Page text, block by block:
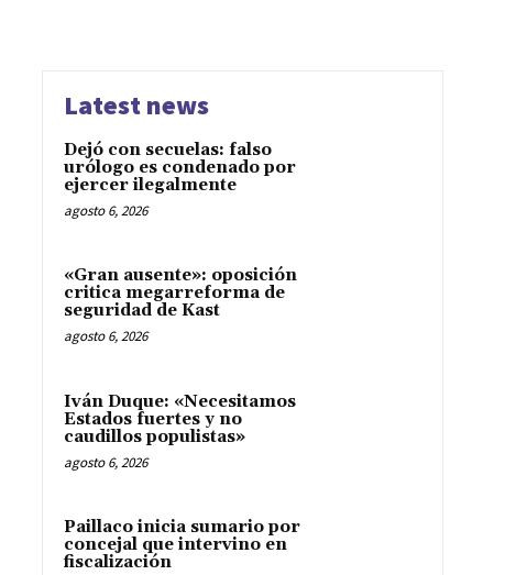
Latest news
Dejó con secuelas: falso
urólogo es condenado por
ejercer ilegalmente
agosto 6, 2026
«Gran ausente»: oposición
critica megarreforma de
seguridad de Kast
agosto 6, 2026
Iván Duque: «Necesitamos
Estados fuertes y no
caudillos populistas»
agosto 6, 2026
Paillaco inicia sumario por
concejal que intervino en
fiscalización